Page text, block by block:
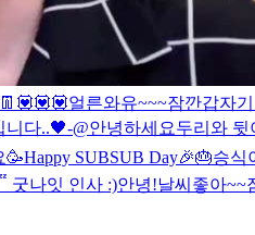
💟💟💟얼른와유~~~잠깐갑자
니다..🖤-@안녕하세요두리와 뒷
🥳Happy SUBSUB Day🎉🎂승식
굿나잇 인사 :)안녕!날씨좋아~~